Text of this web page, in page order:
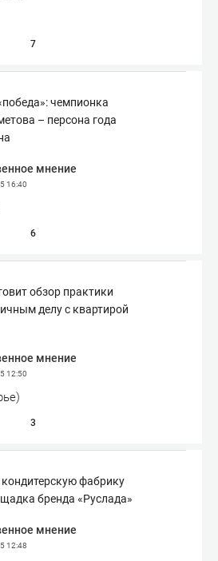
7
чемпионка
– персона года
мнение
16:40
6
обзор практики
делу с квартирой
мнение
12:50
3
фабрику
бренда «Руслада»
мнение
12:48